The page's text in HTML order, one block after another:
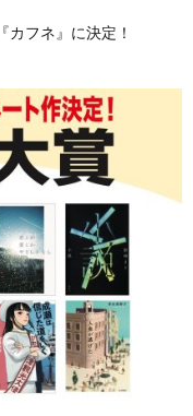
カフネ』に決定！